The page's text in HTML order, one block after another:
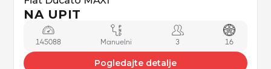
NA UPIT
145088 Manuelni 3 16
Pogledajte detalje